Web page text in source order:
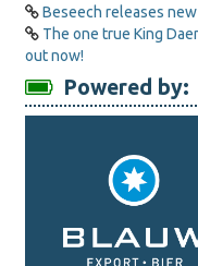
Beseech releases
The one true King
out now!
Powered by: